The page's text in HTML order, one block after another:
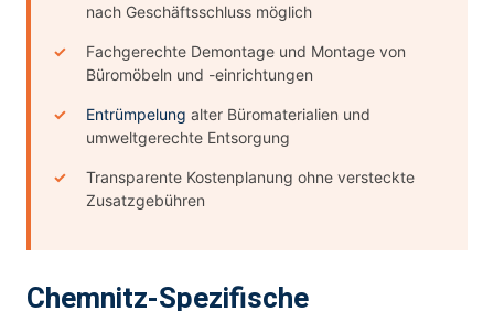
nach Geschäftsschluss möglich
Fachgerechte Demontage und Montage von
Büromöbeln und -einrichtungen
Entrümpelung alter Büromaterialien und
umweltgerechte Entsorgung
Transparente Kostenplanung ohne versteckte
Zusatzgebühren
Chemnitz-Spezifische